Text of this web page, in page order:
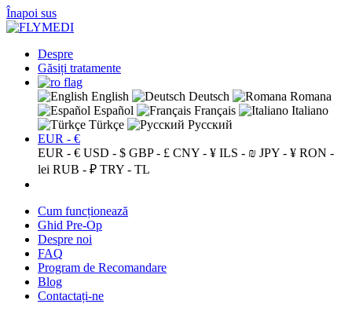
Înapoi sus
Despre
Găsiți tratamente
English Deutsch
Romana
Español
Français
Italiano
Türkçe
Русский
EUR - €
EUR - € USD - $ GBP - £ CNY - ¥ ILS - ₪ JPY - ¥ RON -
lei RUB - ₽ TRY - TL
Cum funcționează
Ghid Pre-Op
Despre noi
FAQ
Program de Recomandare
Blog
Contactați-ne